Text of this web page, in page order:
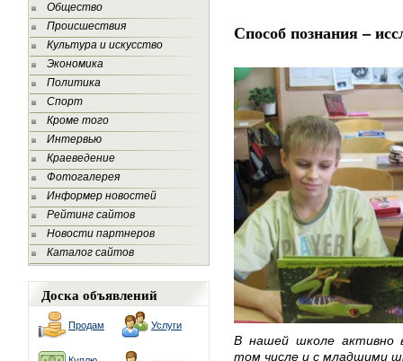
Общество
Происшествия
Культура и искусство
Экономика
Политика
Спорт
Кроме того
Интервью
Краеведение
Фотогалерея
Информер новостей
Рейтинг сайтов
Новости партнеров
Каталог сайтов
Доска объявлений
Продам Услуги
Способ познания –
В нашей школе активно
том числе и с младшими